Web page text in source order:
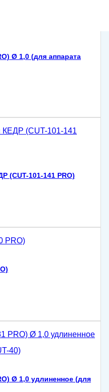
Ø 1,0 (для аппарата
(CUT-101-141 PRO)
Ø 1,0 удлиненное (для